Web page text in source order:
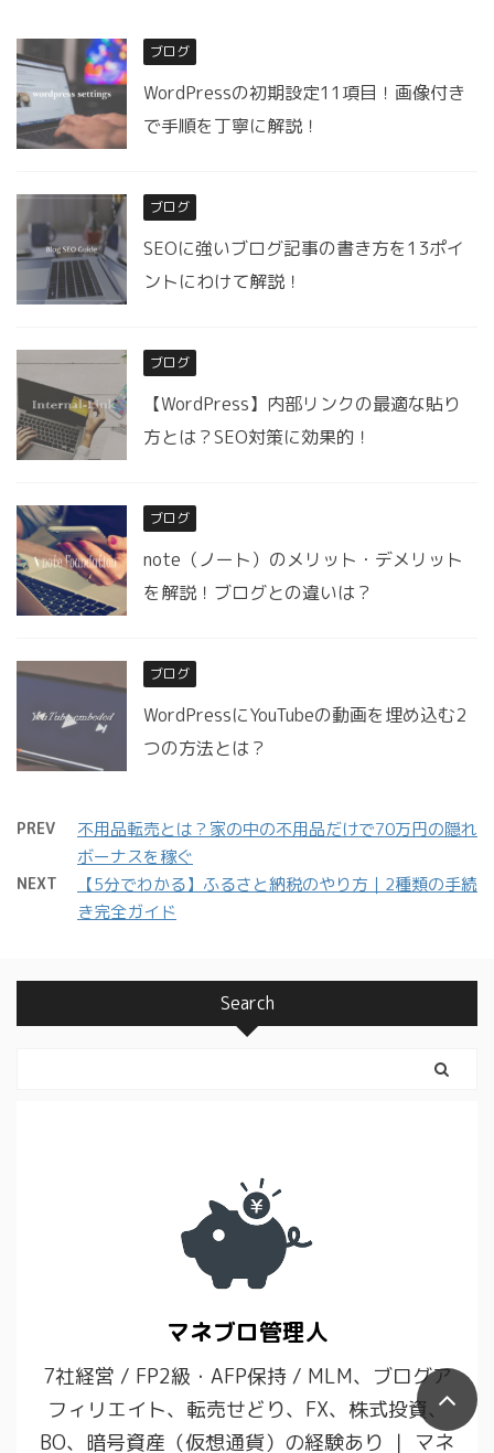
ブログ
WordPressの初期設定11項目！画像付き
で手順を丁寧に解説！
ブログ
SEOに強いブログ記事の書き方を13ポイ
ントにわけて解説！
ブログ
【WordPress】内部リンクの最適な貼り
方とは？SEO対策に効果的！
ブログ
note（ノート）のメリット・デメリット
を解説！ブログとの違いは？
ブログ
WordPressにYouTubeの動画を埋め込む2
つの方法とは？
PREV
不用品転売とは？家の中の不用品だけで70万円の隠れ
ボーナスを稼ぐ
NEXT
【5分でわかる】ふるさと納税のやり方｜2種類の手続
き完全ガイド
Search
マネブロ管理人
7社経営 / FP2級・AFP保持 / MLM、ブログア
フィリエイト、転売せどり、FX、株式投資、
BO、暗号資産（仮想通貨）の経験あり ｜ マネ